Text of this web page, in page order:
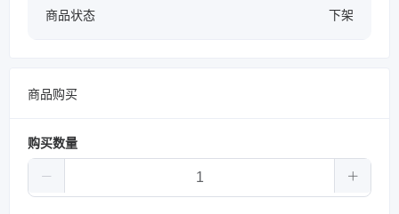
商品状态 下架
商品购买
购买数量